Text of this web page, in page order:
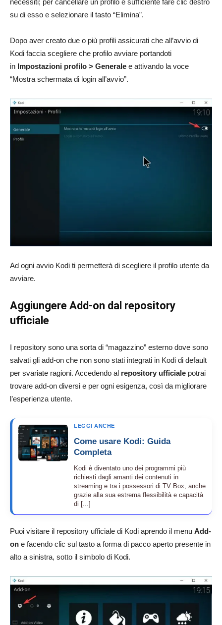
necessiti; per cancellare un profilo è sufficiente fare clic destro
su di esso e selezionare il tasto “Elimina”.
Dopo aver creato due o più profili assicurati che all’avvio di
Kodi faccia scegliere che profilo avviare portandoti
in Impostazioni profilo > Generale e attivando la voce
“Mostra schermata di login all’avvio”.
Ad ogni avvio Kodi ti permetterà di scegliere il profilo utente da
avviare.
Aggiungere Add-on dal repository
ufficiale
I repository sono una sorta di “magazzino” esterno dove sono
salvati gli add-on che non sono stati integrati in Kodi di default
per svariate ragioni. Accedendo al repository ufficiale potrai
trovare add-on diversi e per ogni esigenza, così da migliorare
l’esperienza utente.
LEGGI ANCHE
Come usare Kodi: Guida
Completa
Kodi è diventato uno dei programmi più
richiesti dagli amanti dei contenuti in
streaming e tra i possessori di TV Box, anche
grazie alla sua estrema flessibilità e capacità
di [...]
Puoi visitare il repository ufficiale di Kodi aprendo il menu Add-
on e facendo clic sul tasto a forma di pacco aperto presente in
alto a sinistra, sotto il simbolo di Kodi.